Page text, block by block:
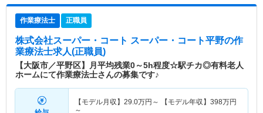
作業療法士 正職員
株式会社スーパー・コート スーパー・コート平野の作
業療法士求人(正職員)
【大阪市／平野区】月平均残業0～5h程度☆駅チカ◎有料老人
ホームにて作業療法士さんの募集です♪
【モデル月収】 29.0万円～ 【モデル年収】 398万円
～